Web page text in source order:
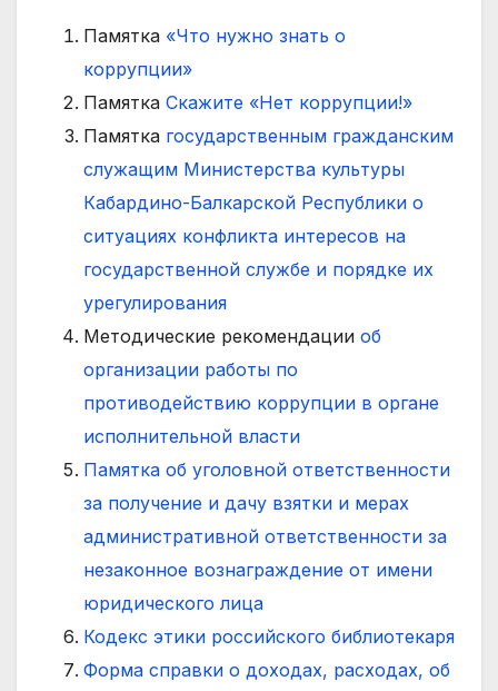
Памятка «Что нужно знать о
коррупции»
Памятка Скажите «Нет коррупции!»
Памятка государственным гражданским
служащим Министерства культуры
Кабардино-Балкарской Республики о
ситуациях конфликта интересов на
государственной службе и порядке их
урегулирования
Методические рекомендации об
организации работы по
противодействию коррупции в органе
исполнительной власти
Памятка об уголовной ответственности
за получение и дачу взятки и мерах
административной ответственности за
незаконное вознаграждение от имени
юридического лица
Кодекс этики российского библиотекаря
Форма справки о доходах, расходах, об